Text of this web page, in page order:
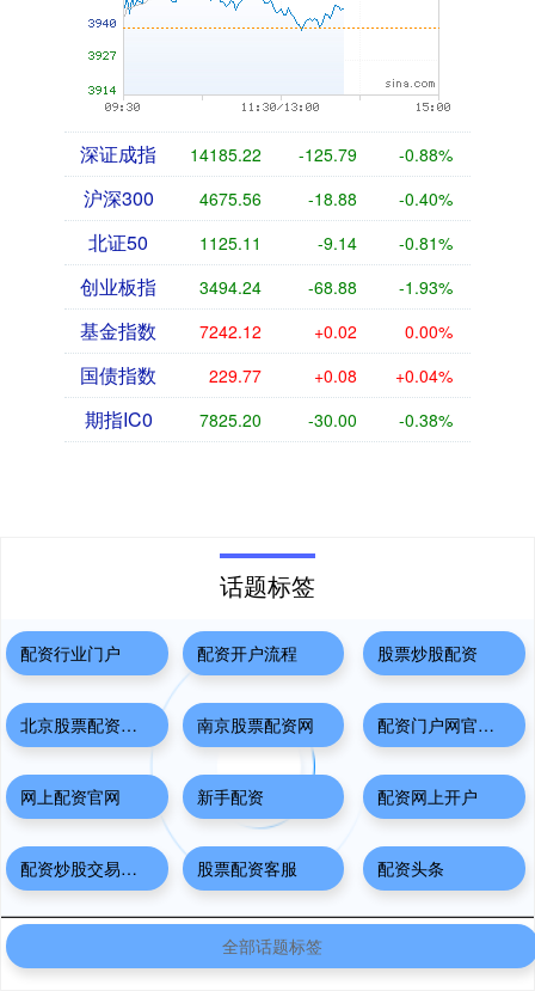
深证成指 14185.22 -125.79 -0.88%
沪深300 4675.56 -18.88 -0.40%
北证50 1125.11 -9.14 -0.81%
创业板指 3494.24 -68.88 -1.93%
基金指数 7242.12 +0.02 0.00%
国债指数 229.77 +0.08 +0.04%
期指IC0 7825.20 -30.00 -0.38%
话题标签
配资行业门户 配资开户流程 股票炒股配资
北京股票配资官网 南京股票配资网 配资门户网官网网站
网上配资官网 新手配资 配资网上开户
配资炒股交易平台 股票配资客服 配资头条
全部话题标签